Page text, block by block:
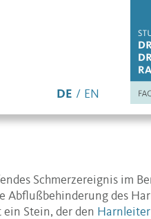
DE EN
Schmerzereignis im
Abflußbehinderung des
ein Stein, der den Harnleiter